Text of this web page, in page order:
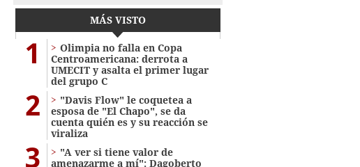
MÁS VISTO
1
Olimpia no falla en Copa
Centroamericana: derrota a
UMECIT y asalta el primer lugar
del grupo C
2
"Davis Flow" le coquetea a
esposa de "El Chapo", se da
cuenta quién es y su reacción se
viraliza
3
"A ver si tiene valor de
amenazarme a mí": Dagoberto